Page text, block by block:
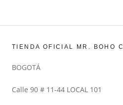
TIENDA OFICIAL MR. BOHO
BOGOTÁ
Calle 90 # 11-44 LOCAL 101